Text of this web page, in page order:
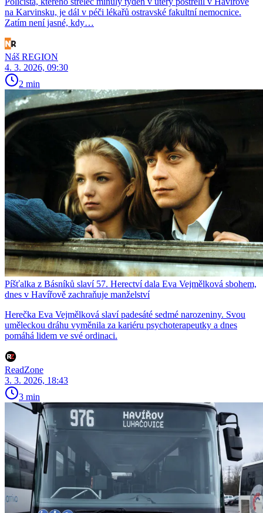
na Karvinsku, je dál v péči lékařů ostravské fakultní nemocnice.
Zatím není jasné, kdy…
Náš REGION
4. 3. 2026, 09:30
2 min
Píšťalka z Básníků slaví 57. Herectví dala Eva Vejmělková sbohem,
dnes v Havířově zachraňuje manželství
Herečka Eva Vejmělková slaví padesáté sedmé narozeniny. Svou
uměleckou dráhu vyměnila za kariéru psychoterapeutky a dnes
pomáhá lidem ve své ordinaci.
ReadZone
3. 3. 2026, 18:43
3 min